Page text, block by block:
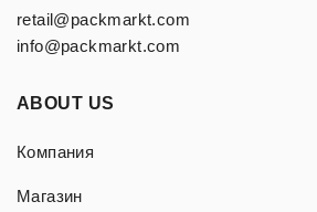
retail@packmarkt.com
info@packmarkt.com
ABOUT US
Компания
Магазин